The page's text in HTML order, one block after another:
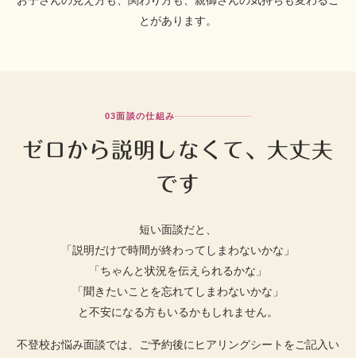
とがあります。
03面談の仕組み
ゼロから説明しなくて、大丈夫
です
短い面談だと、
「説明だけで時間が終わってしまわないかな」
「ちゃんと状況を伝えられるかな」
「聞きたいことを忘れてしまわないかな」
と不安になる方もいるかもしれません。
不登校お悩み面談では、ご予約後にヒアリングシートをご記入い